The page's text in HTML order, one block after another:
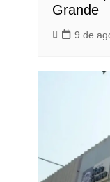
Grande
9 de